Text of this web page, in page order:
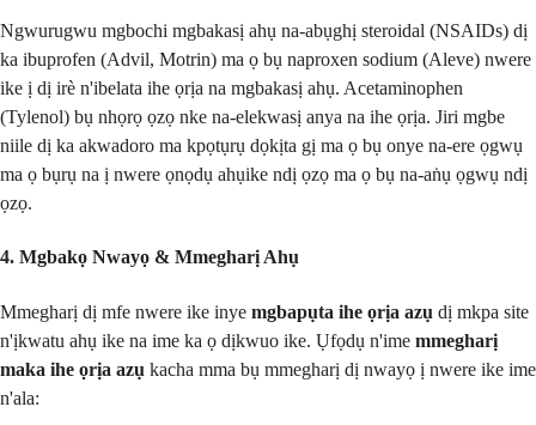
Ngwurugwu mgbochi mgbakasị ahụ na-abụghị steroidal (NSAIDs) dị
ka ibuprofen (Advil, Motrin) ma ọ bụ naproxen sodium (Aleve) nwere
ike ị dị irè n'ibelata ihe ọrịa na mgbakasị ahụ. Acetaminophen
(Tylenol) bụ nhọrọ ọzọ nke na-elekwasị anya na ihe ọrịa. Jiri mgbe
niile dị ka akwadoro ma kpọtụrụ dọkịta gị ma ọ bụ onye na-ere ọgwụ
ma ọ bụrụ na ị nwere ọnọdụ ahụike ndị ọzọ ma ọ bụ na-aṅụ ọgwụ ndị
ọzọ.
4. Mgbakọ Nwayọ & Mmegharị Ahụ
Mmegharị dị mfe nwere ike inye mgbapụta ihe ọrịa azụ dị mkpa site
n'ịkwatu ahụ ike na ime ka ọ dịkwuo ike. Ụfọdụ n'ime mmegharị
maka ihe ọrịa azụ kacha mma bụ mmegharị dị nwayọ ị nwere ike ime
n'ala: